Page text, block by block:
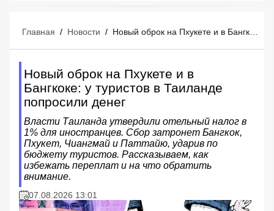
Главная / Новости /
Новый оброк на Пхукете и в
Бангкоке: у туристов в Таиланде
попросили денег
Власти Таиланда утвердили отельный налог в
1% для иностранцев. Сбор затронет Бангкок,
Пхукет, Чиангмай и Паттайю, ударив по
бюджету туристов. Рассказываем, как
избежать переплат и на что обратить
внимание.
07.08.2026 13:01